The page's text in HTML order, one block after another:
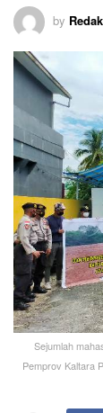
by
Sejumlah
Pemprov Kaltara